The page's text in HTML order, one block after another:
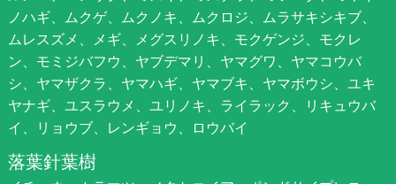
ノハギ、ムクゲ、ムクノキ、ムクロジ、ムラサキシキブ、
ムレスズメ、メギ、メグスリノキ、モクゲンジ、モクレ
ン、モミジバフウ、ヤブデマリ、ヤマグワ、ヤマコウバ
シ、ヤマザクラ、ヤマハギ、ヤマブキ、ヤマボウシ、ユキ
ヤナギ、ユスラウメ、ユリノキ、ライラック、リキュウバ
イ、リョウブ、レンギョウ、ロウバイ
落葉針葉樹